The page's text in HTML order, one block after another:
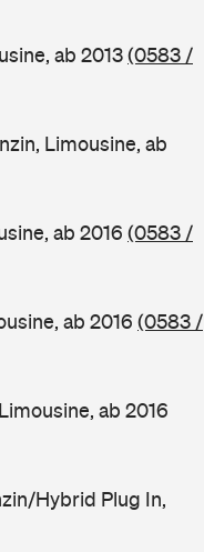
ab 2013(0583 /
Limousine, ab
ab 2016 (0583 /
ab 2016 (0583 /
ab 2016
Hybrid Plug In,